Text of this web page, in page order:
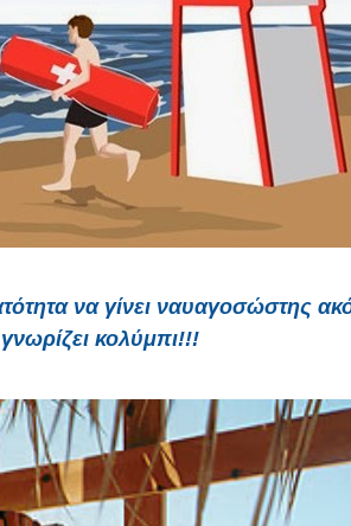
να γίνει ναυαγοσώστης
κολύμπι!!!